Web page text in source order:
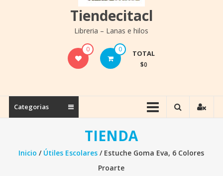
Tiendecitacl
Libreria – Lanas e hilos
0 0 TOTAL
$0
Categorias
TIENDA
Inicio / Útiles Escolares / Estuche Goma Eva, 6 Colores
Proarte